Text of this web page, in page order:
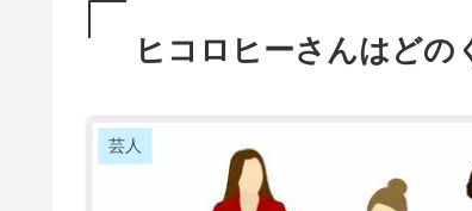
ヒコロヒーさんはどの
芸人